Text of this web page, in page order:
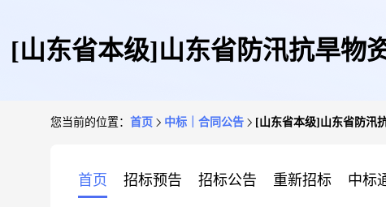
[山东省本级]山东省防汛抗旱物
您当前的位置： 首页 中标｜合同公告 [山东省本级]山东省防汛
首页 招标预告 招标公告 重新招标 中标